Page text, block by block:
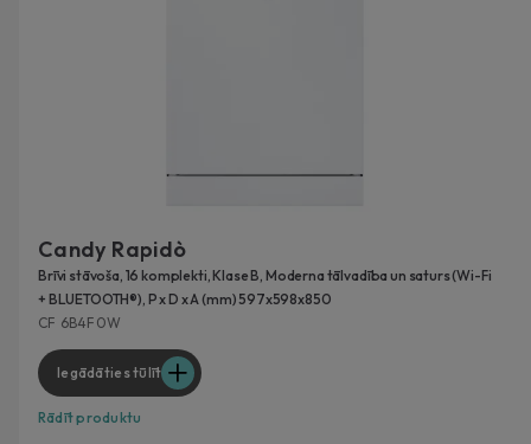
Candy Rapidò
Brīvi stāvoša, 16 komplekti, Klase B, Moderna tālvadība un saturs (Wi-Fi
+ BLUETOOTH®), P x D x A (mm) 597x598x850
CF 6B4F0W
Iegādāties tūlīt
Rādīt produktu